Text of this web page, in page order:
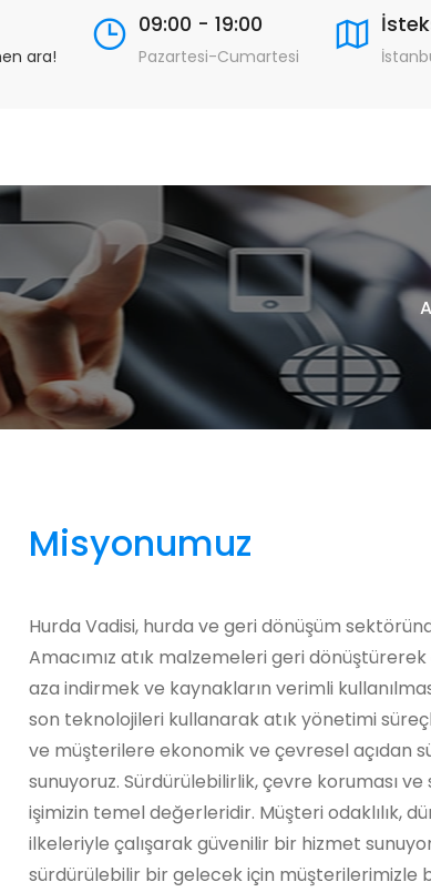
ara!
09:00 - 19:00
Pazartesi-Cumartesi
Misyonumuz
Hurda Vadisi, hurda ve geri dönüşüm
Amacımız atık malzemeleri geri
aza indirmek ve kaynakların verimli
son teknolojileri kullanarak atık yönetimi
ve müşterilere ekonomik ve çevresel açıdan
sunuyoruz. Sürdürülebilirlik, çevre koruması
işimizin temel değerleridir. Müşteri odaklılık,
ilkeleriyle çalışarak güvenilir bir hizmet
sürdürülebilir bir gelecek için müşterilerimizle